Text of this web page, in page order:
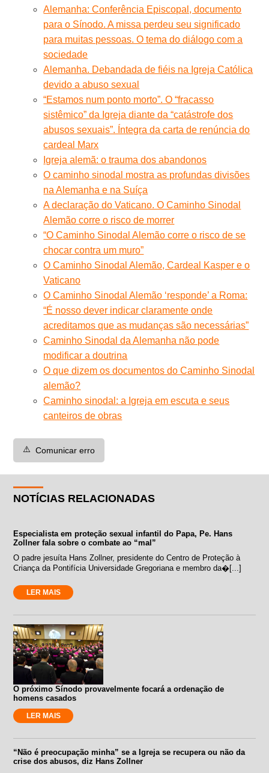
Alemanha: Conferência Episcopal, documento
para o Sínodo. A missa perdeu seu significado
para muitas pessoas. O tema do diálogo com a
sociedade
Alemanha. Debandada de fiéis na Igreja Católica
devido a abuso sexual
“Estamos num ponto morto”. O “fracasso
sistêmico” da Igreja diante da “catástrofe dos
abusos sexuais”. Íntegra da carta de renúncia do
cardeal Marx
Igreja alemã: o trauma dos abandonos
O caminho sinodal mostra as profundas divisões
na Alemanha e na Suíça
A declaração do Vaticano. O Caminho Sinodal
Alemão corre o risco de morrer
“O Caminho Sinodal Alemão corre o risco de se
chocar contra um muro”
O Caminho Sinodal Alemão, Cardeal Kasper e o
Vaticano
O Caminho Sinodal Alemão ‘responde’ a Roma:
“É nosso dever indicar claramente onde
acreditamos que as mudanças são necessárias”
Caminho Sinodal da Alemanha não pode
modificar a doutrina
O que dizem os documentos do Caminho Sinodal
alemão?
Caminho sinodal: a Igreja em escuta e seus
canteiros de obras
⚠️ Comunicar erro
NOTÍCIAS RELACIONADAS
Especialista em proteção sexual infantil do Papa, Pe. Hans
Zollner fala sobre o combate ao “mal”
O padre jesuíta Hans Zollner, presidente do Centro de Proteção à
Criança da Pontifícia Universidade Gregoriana e membro da�[...]
LER MAIS
O próximo Sínodo provavelmente focará a ordenação de
homens casados
LER MAIS
“Não é preocupação minha” se a Igreja se recupera ou não da
crise dos abusos, diz Hans Zollner